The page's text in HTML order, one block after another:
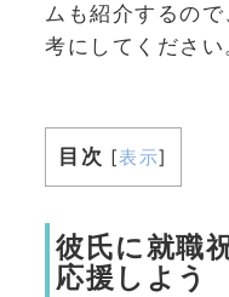
ムも紹介するの
考にしてください
目次 [表示]
彼氏に就職
応援しよう